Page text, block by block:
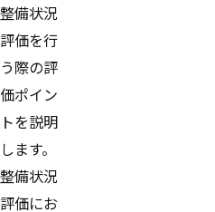
整備状況
評価を行
う際の評
価ポイン
トを説明
します。
整備状況
評価にお